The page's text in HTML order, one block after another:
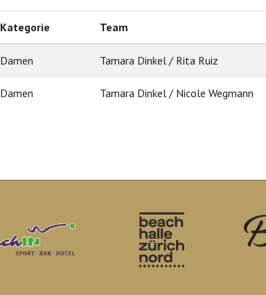
Kategorie Team
Damen Tamara Dinkel / Rita Ruiz
Damen Tamara Dinkel / Nicole Wegmann